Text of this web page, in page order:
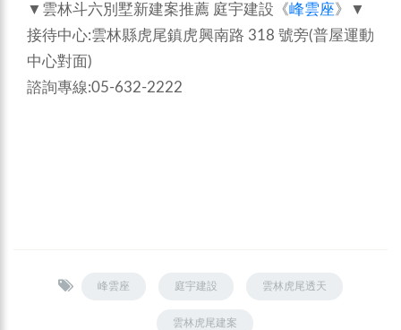
▼雲林斗六別墅新建案推薦 庭宇建設《峰雲座》▼
接待中心:雲林縣虎尾鎮虎興南路 318 號旁(普屋運動
中心對面)
諮詢專線:05-632-2222
峰雲座 庭宇建設 雲林虎尾透天
雲林虎尾建案